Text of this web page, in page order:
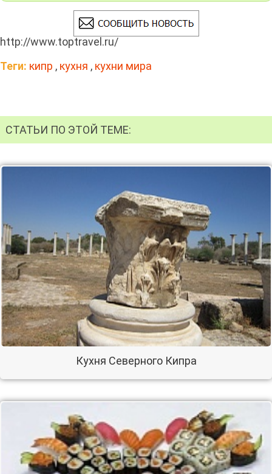
http://www.toptravel.ru/
Теги: кипр , кухня , кухни мира
СТАТЬИ ПО ЭТОЙ ТЕМЕ:
Кухня Северного Кипра